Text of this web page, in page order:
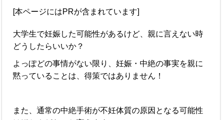
[本ページにはPRが含まれています]
大学生で妊娠した可能性があるけど、親に言えない時
どうしたらいいか？
よっぽどの事情がない限り、妊娠・中絶の事実を親に
黙っていることは、得策ではありません！
また、通常の中絶手術が不妊体質の原因となる可能性